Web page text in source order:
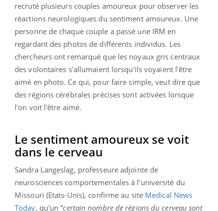
recruté plusieurs couples amoureux pour observer les
réactions neurologiques du sentiment amoureux. Une
personne de chaque couple a passé une IRM en
regardant des photos de différents individus. Les
chercheurs ont remarqué que les noyaux gris centraux
des volontaires s'allumaient lorsqu'ils voyaient l'être
aimé en photo. Ce qui, pour faire simple, veut dire que
des régions cérébrales précises sont activées lorsque
l'on voit l'être aimé.
Le sentiment amoureux se voit
dans le cerveau
Sandra Langeslag, professeure adjointe de
neurosciences comportementales à l'université du
Missouri (Etats-Unis), confirme au site Medical News
Today, qu'un “certain nombre de régions du cerveau sont